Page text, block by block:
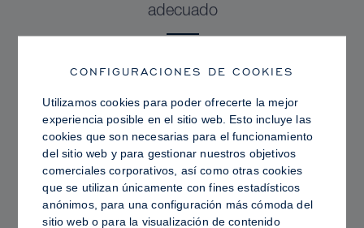
adecuado
CONFIGURACIONES DE COOKIES
Utilizamos cookies para poder ofrecerte la mejor
experiencia posible en el sitio web. Esto incluye las
cookies que son necesarias para el funcionamiento
del sitio web y para gestionar nuestros objetivos
comerciales corporativos, así como otras cookies
que se utilizan únicamente con fines estadísticos
anónimos, para una configuración más cómoda del
sitio web o para la visualización de contenido